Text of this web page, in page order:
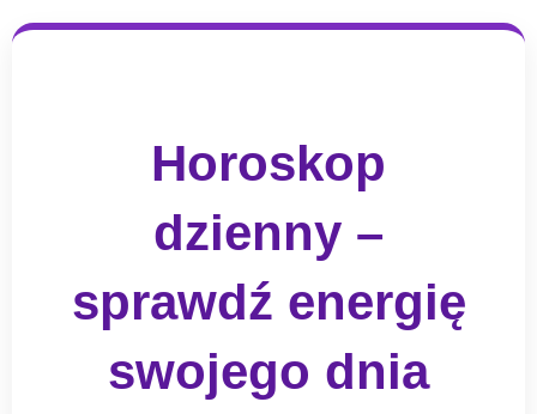
Horoskop
dzienny –
sprawdź energię
swojego dnia